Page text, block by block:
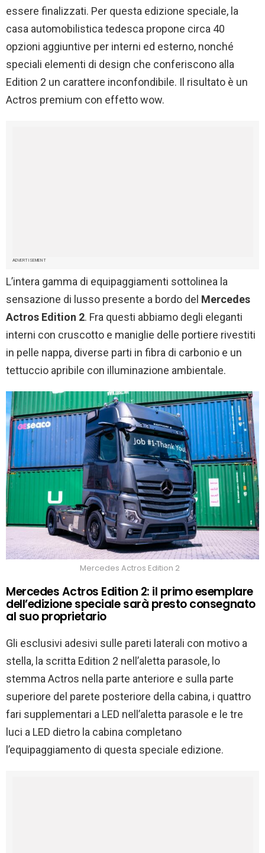
essere finalizzati. Per questa edizione speciale, la
casa automobilistica tedesca propone circa 40
opzioni aggiuntive per interni ed esterno, nonché
speciali elementi di design che conferiscono alla
Edition 2 un carattere inconfondibile. Il risultato è un
Actros premium con effetto wow.
ADVERTISEMENT
L’intera gamma di equipaggiamenti sottolinea la
sensazione di lusso presente a bordo del Mercedes
Actros Edition 2. Fra questi abbiamo degli eleganti
interni con cruscotto e maniglie delle portiere rivestiti
in pelle nappa, diverse parti in fibra di carbonio e un
tettuccio apribile con illuminazione ambientale.
Mercedes Actros Edition 2
Mercedes Actros Edition 2: il primo esemplare
dell’edizione speciale sarà presto consegnato
al suo proprietario
Gli esclusivi adesivi sulle pareti laterali con motivo a
stella, la scritta Edition 2 nell’aletta parasole, lo
stemma Actros nella parte anteriore e sulla parte
superiore del parete posteriore della cabina, i quattro
fari supplementari a LED nell’aletta parasole e le tre
luci a LED dietro la cabina completano
l’equipaggiamento di questa speciale edizione.